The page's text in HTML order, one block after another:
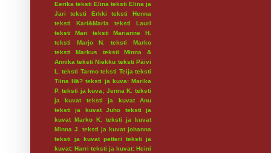
Eerika teksti Elina teksti Elina ja
Jari
teksti Erkki
teksti Henna
teksti Kari&Maria
teksti Lauri
teksti Mari
teksti Marianne H.
teksti Marjo N.
teksti Marko
teksti Markus
teksti Minna &
Annika teksti Niekku teksti Päivi
L.
teksti Tarmo teksti Teija teksti
Tiina Hä? teksti ja kuva: Marika
P. teksti ja kuva; Jenna K.
teksti
ja kuvat
teksti ja kuvat Anu
teksti ja kuvat Juho
teksti ja
kuvat Marko K.
teksti ja kuvat
Minna J.
teksti ja kuvat johanna
teksti ja kuvat petteri
teksti ja
kuvat: Harri teksti ja kuvat: Heini